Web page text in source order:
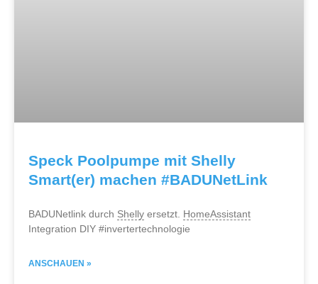
Speck Poolpumpe mit Shelly
Smart(er) machen #BADUNetLink
BADUNetlink durch Shelly ersetzt. HomeAssistant
Integration DIY #invertertechnologie
ANSCHAUEN »